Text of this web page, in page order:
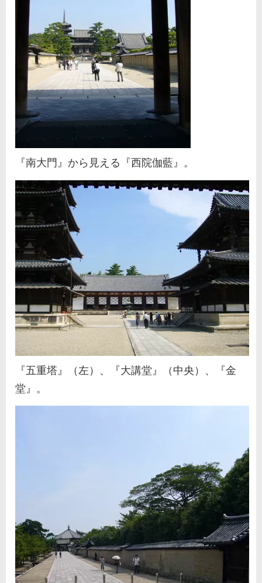
『南大門』から見える『西院伽藍』。
『五重塔』（左）、『大講堂』（中央）、『金
堂』。